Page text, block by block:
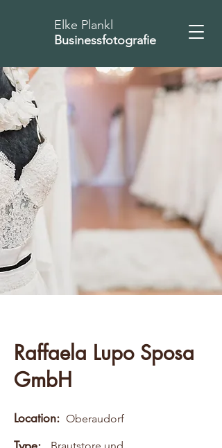
Elke Plankl
Businessfotografie
Raffaela Lupo Sposa
GmbH
Location: Oberaudorf